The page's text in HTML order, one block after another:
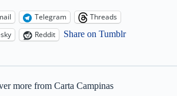
Telegram
Threads
Reddit Share on Tumblr
more from Carta Campinas